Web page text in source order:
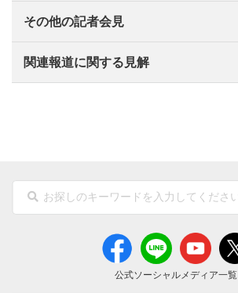
その他の記者会見
関連報道に関する見解
公式ソーシャルメディア一覧